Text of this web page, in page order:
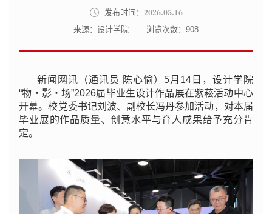
发布时间： 2026.05.16
来源：设计学院 浏览次数： 908
新闻网讯（通讯员 陈心愉）5月14日，设计学院
“物・影・场”2026届毕业生设计作品展在紫菘活动中心
开幕。校党委书记刘波、副校长冯丹参加活动，对本届
毕业展的作品质量、创意水平与育人成果给予充分肯
定。